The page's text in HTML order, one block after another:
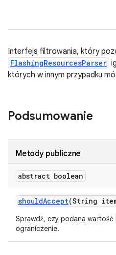
Interfejs filtrowania, który
FlashingResourcesParser
których w innym przypadku
Podsumowanie
Metody publiczne
abstract boolean
shouldAccept(String
Sprawdź, czy podana wartość
ograniczenie.